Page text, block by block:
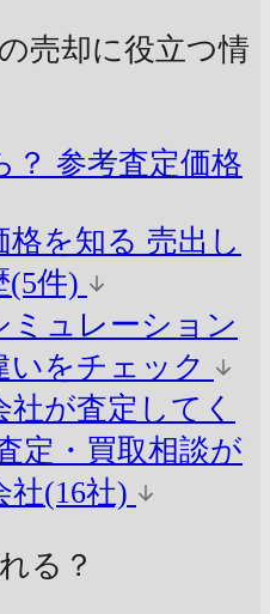
売却に役立つ情
？ 参考査定価格
格を知る 売出し
(5件)
ミュレーション
いをチェック
が査定してく
定・買取相談が
社(16社)
る？